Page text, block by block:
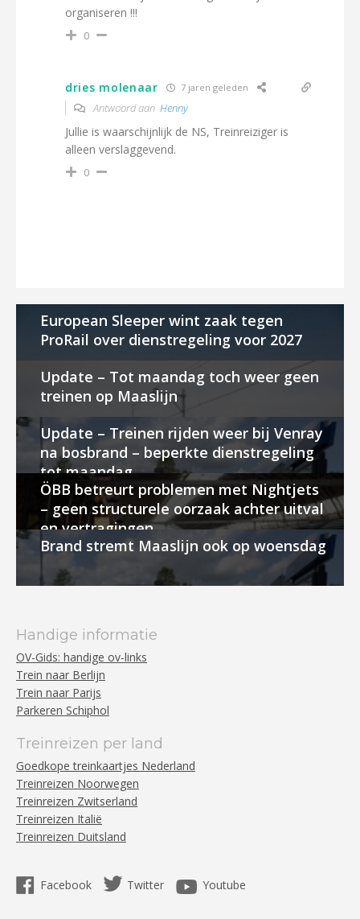
organiseren !!!
0
dries molenaar 7 jaren geleden
Antwoord aan Henny
Jullie is waarschijnlijk de NS, Treinreiziger is
alleen verslaggevend.
0
European Sleeper wint zaak tegen
ProRail over dienstregeling voor 2027
Update – Tot maandag toch weer geen
treinen op Maaslijn
Update – Treinen rijden weer bij Venray
na bosbrand – beperkte dienstregeling
tot maandag
ÖBB betreurt problemen met Nightjets
– geen structurele oorzaak achter uitval
en vertragingen
Brand stremt Maaslijn ook op woensdag
Handige informatie
OV-Gids: handige ov-links
Trein naar Berlijn
Trein naar Parijs
Parkeren Schiphol
Treinreizen per land
Goedkope treinkaartjes Nederland
Treinreizen Noorwegen
Treinreizen Zwitserland
Treinreizen Italië
Treinreizen Duitsland
Facebook Twitter Youtube